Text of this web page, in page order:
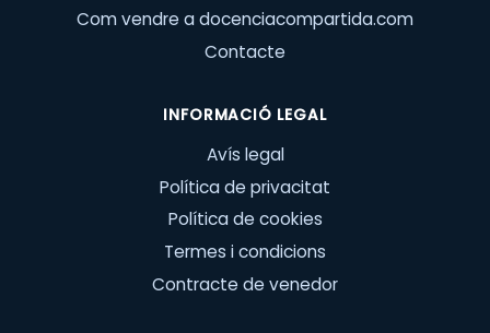
Com vendre a docenciacompartida.com
Contacte
INFORMACIÓ LEGAL
Avís legal
Política de privacitat
Política de cookies
Termes i condicions
Contracte de venedor